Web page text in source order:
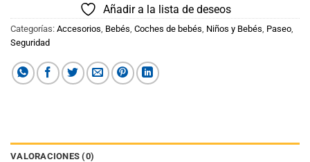
Añadir a la lista de deseos
Categorías: Accesorios Bebés Coches de bebés Niños y Bebés Paseo
Seguridad
VALORACIONES (0)